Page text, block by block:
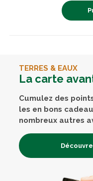
TERRES & EAUX
La carte
Cumulez des
les en bons
nombreux autres